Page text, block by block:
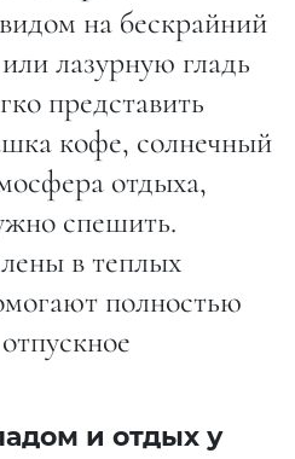
на бескрайний
лазурную гладь
представить
кофе, солнечный
отдыха,
спешить.
в теплых
полностью
и отдых у